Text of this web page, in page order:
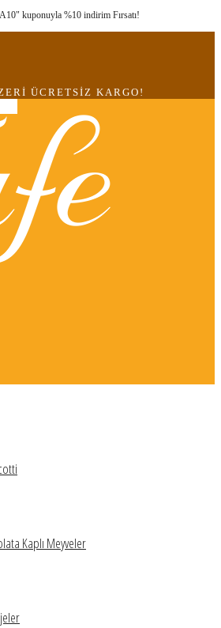
kuponuyla %10 indirim Fırsatı!
ÜCRETSİZ KARGO!
Kaplı Meyveler